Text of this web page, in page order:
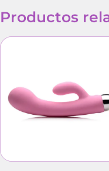
Productos